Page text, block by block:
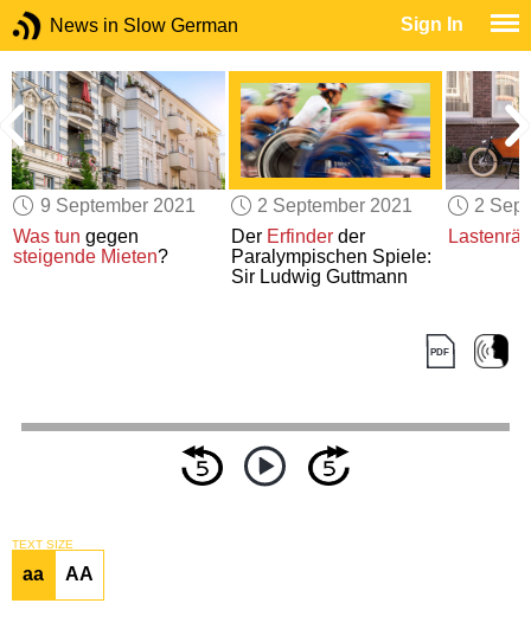
News in Slow German Sign In
9 September 2021
Was tun gegen
steigende Mieten?
2 September 2021
Der Erfinderder
Paralympischen Spiele:
Sir Ludwig Guttmann
2
TEXT SIZE
aa AA